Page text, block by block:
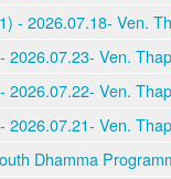
2026.07.18- Ven.
Ven.
Ven.
Ven.
Dhamma